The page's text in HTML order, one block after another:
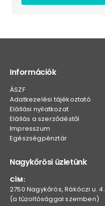
Információk
ÁSZF
Adatkezelési tájékoztató
Elállási nyilatkozat
Elállás a szerződéstől
Impresszum
Egészségpénztár
Nagykőrösi üzletünk
CÍM:
2750 Nagykőrös, Rákóczi u. 4.
(a tűzoltósággal szemben)